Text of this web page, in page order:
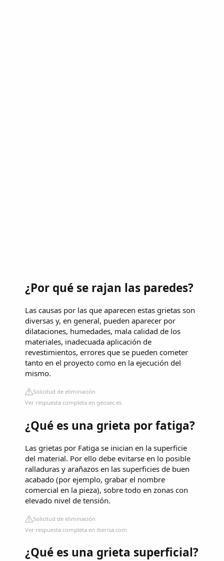
¿Por qué se rajan las paredes?
Las causas por las que aparecen estas grietas son
diversas y, en general, pueden aparecer por
dilataciones, humedades, mala calidad de los
materiales, inadecuada aplicación de
revestimientos, errores que se pueden cometer
tanto en el proyecto como en la ejecución del
mismo.
Solicitud de eliminación
Ver respuesta completa en geosec.es
¿Qué es una grieta por fatiga?
Las grietas por Fatiga se inician en la superficie
del material. Por ello debe evitarse en lo posible
ralladuras y arañazos en las superficies de buen
acabado (por ejemplo, grabar el nombre
comercial en la pieza), sobre todo en zonas con
elevado nivel de tensión.
Solicitud de eliminación
Ver respuesta completa en iberisa.com
¿Qué es una grieta superficial?